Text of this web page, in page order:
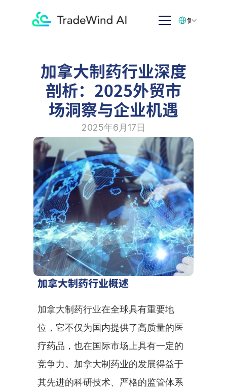
加拿大制药行业深度
剖析：2025外贸市
场洞察与企业机遇
2025年6月17日
加拿大制药行业概述
加拿大制药行业在全球具有重要地
位，它不仅为国内提供了高质量的医
疗药品，也在国际市场上具有一定的
竞争力。加拿大制药业的发展得益于
其先进的科研技术、严格的监管体系
简体中文